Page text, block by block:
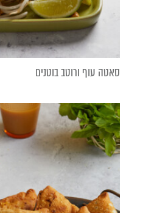
סאטה עוף ורוטב בוטנים